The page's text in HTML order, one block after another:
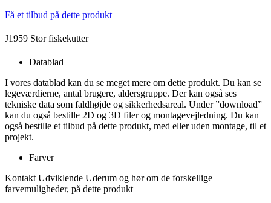
Få et tilbud på dette produkt
J1959 Stor fiskekutter
Datablad
I vores datablad kan du se meget mere om dette produkt. Du kan se
legeværdierne, antal brugere, aldersgruppe. Der kan også ses
tekniske data som faldhøjde og sikkerhedsareal. Under ”download”
kan du også bestille 2D og 3D filer og montagevejledning. Du kan
også bestille et tilbud på dette produkt, med eller uden montage, til et
projekt.
Farver
Kontakt Udviklende Uderum og hør om de forskellige
farvemuligheder, på dette produkt